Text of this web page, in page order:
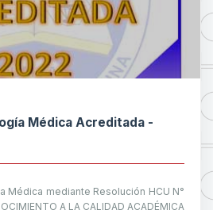
Médica Acreditada -
Médica mediante Resolución HCU N°
A LA CALIDAD ACADÉMICA